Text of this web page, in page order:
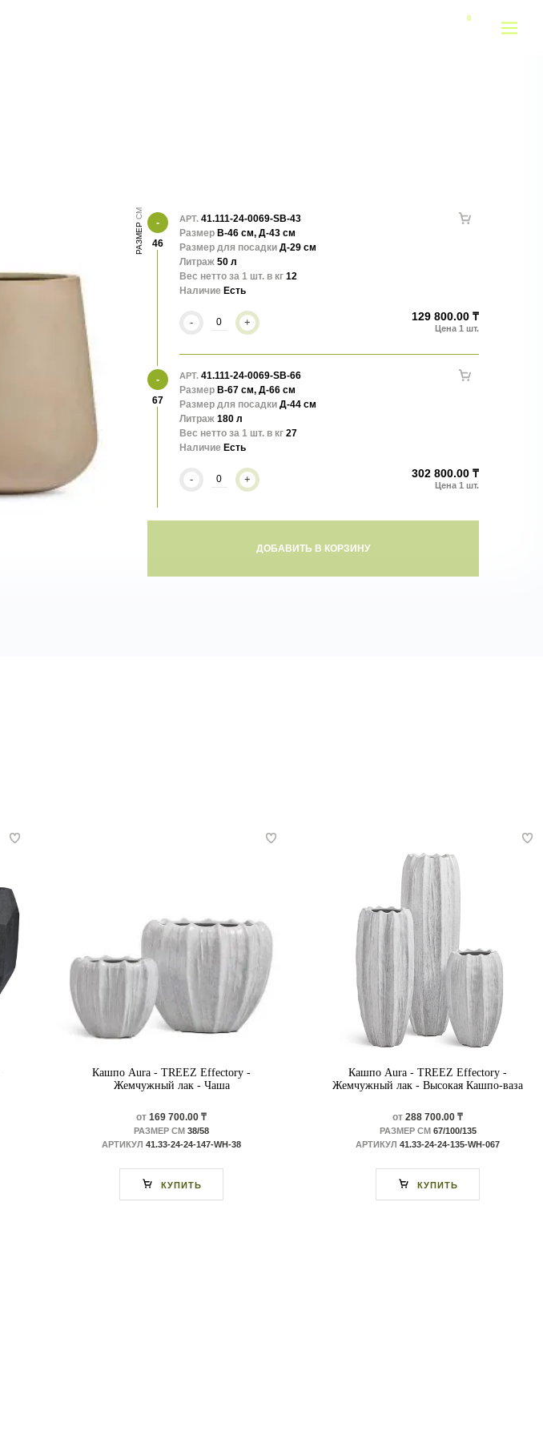
РАЗМЕР 46
АРТ. 41.111-24-0069-SB-43
Размер В-46 см, Д-43 см
Размер для посадки Д-29 см
Литраж 50 л
Вес нетто за 1 шт. в кг 12
Наличие Есть
- + 129 800.00 ₸
67
АРТ. 41.111-24-0069-SB-66
Размер В-67 см, Д-66 см
Размер для посадки Д-44 см
Литраж 180 л
Вес нетто за 1 шт. в кг 27
Наличие Есть
- + 302 800.00 ₸
ДОБАВИТЬ В КОРЗИНУ
Кашпо Aura - TREEZ Effectory -
Жемчужный лак - Чаша
от 169 700.00 ₸
РАЗМЕР СМ 38/58
АРТИКУЛ 41.33-24-24-147-WH-38
КУПИТЬ
Кашпо Aura - TREEZ Effectory -
Жемчужный лак - Высокая Кашпо-ваза
от 288 700.00 ₸
РАЗМЕР СМ67/100/135
АРТИКУЛ 41.33-24-24-135-WH-067
КУПИТЬ